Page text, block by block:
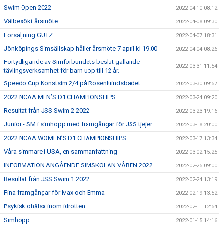
Swim Open 2022 2022-04-10 08:12
Välbesökt årsmöte. 2022-04-08 09:30
Försäljning GUTZ 2022-04-07 18:31
Jönköpings Simsällskap håller årsmöte 7 april kl 19.00 2022-04-04 08:26
Förtydligande av Simförbundets beslut gällande
tävlingsverksamhet för barn upp till 12 år.
2022-03-31 11:54
Speedo Cup Konstsim 2/4 på Rosenluindsbadet 2022-03-30 09:57
2022 NCAA MEN’S D1 CHAMPIONSHIPS 2022-03-24 09:20
Resultat från JSS Swim 2 2022 2022-03-23 19:16
Junior - SM i simhopp med framgångar för JSS tjejer 2022-03-18 20:00
2022 NCAA WOMEN’S D1 CHAMPIONSHIPS 2022-03-17 13:34
Våra simmare i USA, en sammanfattning 2022-03-02 15:25
INFORMATION ANGÅENDE SIMSKOLAN VÅREN 2022 2022-02-25 09:00
Resultat från JSS Swim 1 2022 2022-02-24 13:19
Fina framgångar för Max och Emma 2022-02-19 13:52
Psykisk ohälsa inom idrotten 2022-02-11 12:54
Simhopp ..... 2022-01-15 14:16